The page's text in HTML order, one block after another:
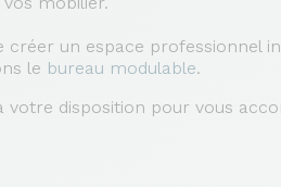
créer un espace professionnel
le bureau modulable.
disposition pour vous